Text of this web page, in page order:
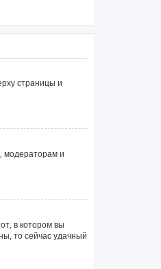
страницы и
модераторам и
в котором вы
то сейчас удачный